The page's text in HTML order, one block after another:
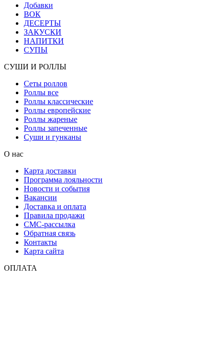
Добавки
ВОК
ДЕСЕРТЫ
ЗАКУСКИ
НАПИТКИ
СУПЫ
СУШИ И РОЛЛЫ
Сеты роллов
Роллы все
Роллы классические
Роллы европейские
Роллы жареные
Роллы запеченные
Суши и гунканы
О нас
Карта доставки
Программа лояльности
Новости и события
Вакансии
Доставка и оплата
Правила продажи
СМС-рассылка
Обратная связь
Контакты
Карта сайта
ОПЛАТА